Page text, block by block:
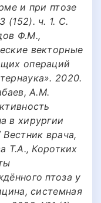
и при птозе
(152). ч. 1. С.
Ф.М.,
векторные
операций
2020.
А.М.
в хирургии
врача,
Т.А., Коротких
птоза у
системная